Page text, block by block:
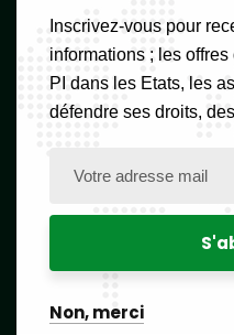
Lun – Ven: 08:00h – 16:00h,
Sam et Dim: FERME
Liens utiles
Inscrivez-vous pour
informations ; les
PI dans les Etats, les
défendre ses droits,
Non, merci